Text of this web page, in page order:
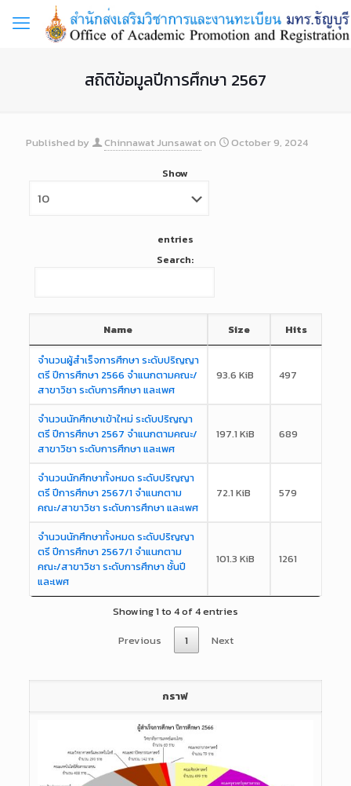
สถิติข้อมูลปีการศึกษา 2567
Published by Chinnawat Junsawat on October 9, 2024
Show
entries
Search:
Name Size Hits
จำนวนผู้สำเร็จการศึกษา ระดับปริญญา
ตรี ปีการศึกษา 2566 จำแนกตามคณะ/
สาขาวิชา ระดับการศึกษา และเพศ
93.6 KiB 497
จำนวนนักศึกษาเข้าใหม่ ระดับปริญญา
ตรี ปีการศึกษา 2567 จำแนกตามคณะ/
สาขาวิชา ระดับการศึกษา และเพศ
197.1 KiB 689
จำนวนนักศึกษาทั้งหมด ระดับปริญญา
ตรี ปีการศึกษา 2567/1 จำแนกตาม
คณะ/สาขาวิชา ระดับการศึกษา และเพศ
72.1 KiB 579
จำนวนนักศึกษาทั้งหมด ระดับปริญญา
ตรี ปีการศึกษา 2567/1 จำแนกตาม
คณะ/สาขาวิชา ระดับการศึกษา ชั้นปี
และเพศ
101.3 KiB 1261
Showing 1 to 4 of 4 entries
Previous
1 Next
กราฟ